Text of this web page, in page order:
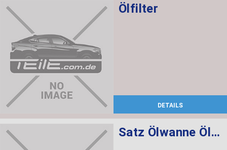
Ölfilter
DETAILS
Satz Ölwanne Ölfilter Automatikgetriebe